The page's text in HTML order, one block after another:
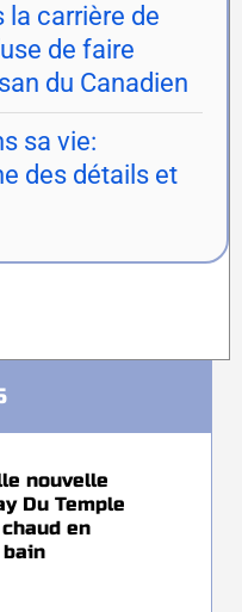
la carrière de
de faire
du Canadien
sa vie:
des détails et
nouvelle
Du Temple
en